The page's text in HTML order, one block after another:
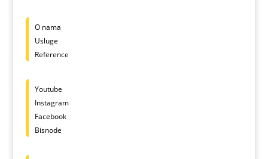
O nama
Usluge
Reference
Youtube
Instagram
Facebook
Bisnode